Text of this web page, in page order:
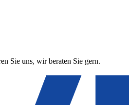
Sie uns, wir beraten Sie gern.